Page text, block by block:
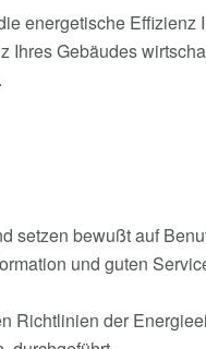
energetische Effizienz
Gebäudes
setzen bewußt auf
und guten
Richtlinien der